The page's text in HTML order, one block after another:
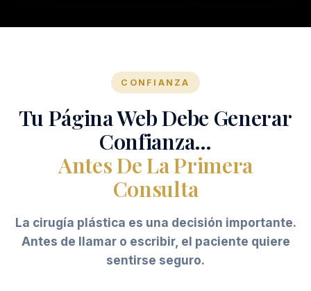
CONFIANZA
Tu Página Web Debe Generar
Confianza…
Antes De La Primera
Consulta
La cirugía plástica es una decisión importante.
Antes de llamar o escribir, el paciente quiere
sentirse seguro.